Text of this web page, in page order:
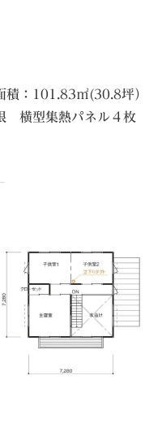
積：101.83㎡(30.8坪）
横型集熱パネル４枚